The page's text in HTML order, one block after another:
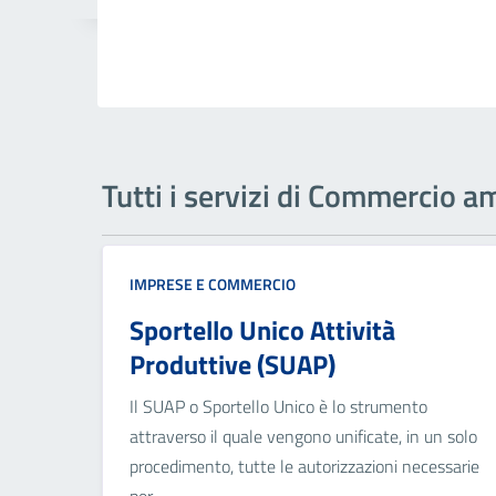
Tutti i servizi di Commercio
IMPRESE E COMMERCIO
Sportello Unico Attività
Produttive (SUAP)
Il SUAP o Sportello Unico è lo strumento
attraverso il quale vengono unificate, in un solo
procedimento, tutte le autorizzazioni necessarie